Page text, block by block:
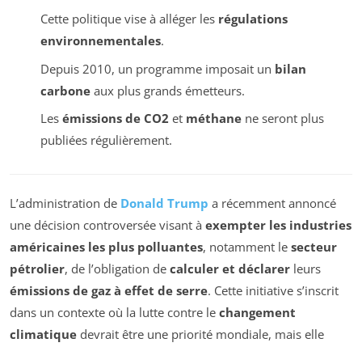
Cette politique vise à alléger les régulations
environnementales.
Depuis 2010, un programme imposait un bilan
carboneaux plus grands émetteurs.
Les émissions de CO2 et méthanene seront plus
publiées régulièrement.
L’administration de Donald Trump a récemment annoncé
une décision controversée visant à exempter les industries
américaines les plus polluantes, notamment le secteur
pétrolier, de l’obligation de calculer et déclarer leurs
émissions de gaz à effet de serre. Cette initiative s’inscrit
dans un contexte où la lutte contre le changement
climatique devrait être une priorité mondiale, mais elle